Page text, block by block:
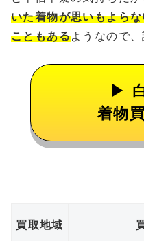
いた着物が思いもよら
こともあるようなので
着物
買取地域